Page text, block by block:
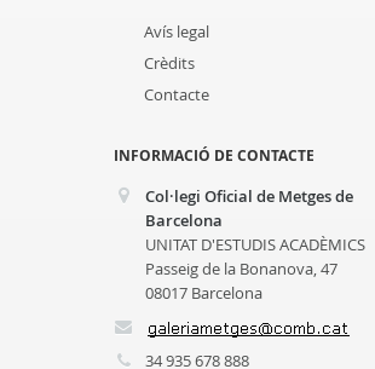
Avís legal
Crèdits
Contacte
INFORMACIÓ DE CONTACTE
Col·legi Oficial de Metges de
Barcelona
UNITAT D'ESTUDIS ACADÈMICS
Passeig de la Bonanova, 47
08017 Barcelona
34 935 678 888